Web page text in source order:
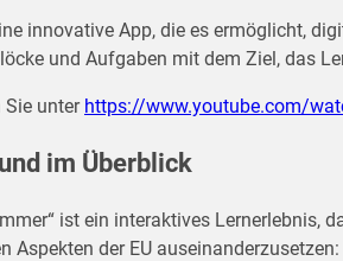
innovative App, die es ermöglicht,
und Aufgaben mit dem Ziel, das
Sie unter https://www.youtube.com/
im Überblick
ist ein interaktives
Aspekten der EU auseinanderzusetzen: